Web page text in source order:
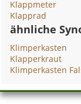
Klappmeter
Klapprad
ähnliche
Klimperkasten
Klapperkraut
Klimperkasten